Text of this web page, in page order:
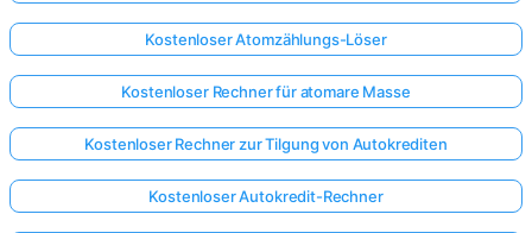
Kostenloser Atomzählungs-Löser
Kostenloser Rechner für atomare Masse
Kostenloser Rechner zur Tilgung von Autokrediten
Kostenloser Autokredit-Rechner